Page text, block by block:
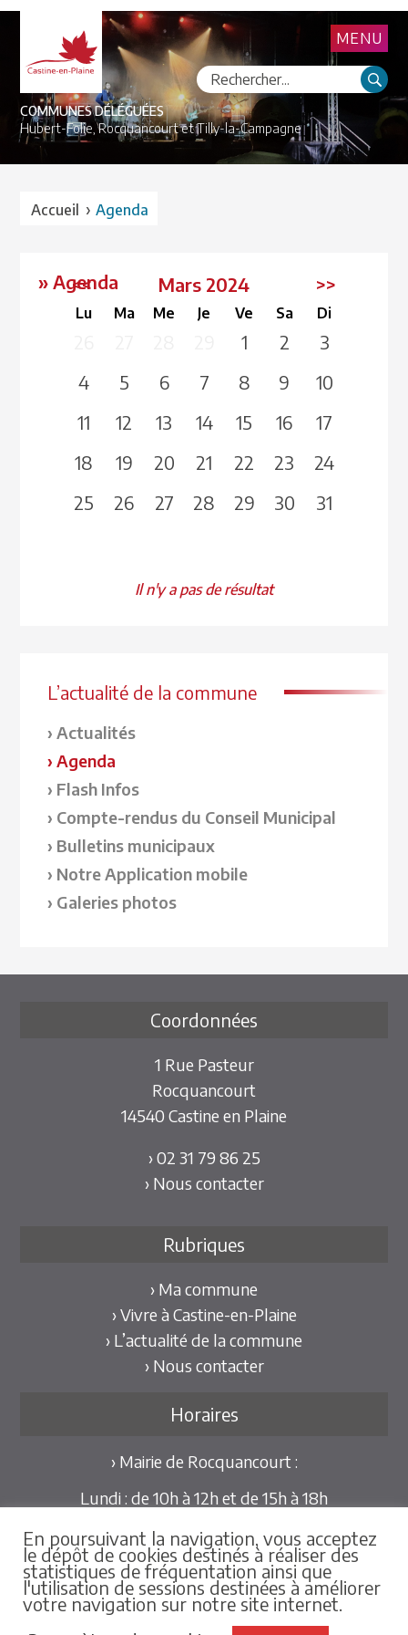
COMMUNES DÉLÉGUÉES
Hubert-Folie, Rocquancourt etTilly-la-Campagne
MENU
L’actualité de la commune
Actualités
Agenda
Flash Infos
Compte-rendus du Conseil Municipal
Bulletins municipaux
Notre Application mobile
Galeries photos
Accueil ›Agenda
» Agenda
<< Mars 2024 >>
Lu Ma Me Je Ve Sa Di
1 2
3
4
5 6 7 8 9
10
11
12 13 14 15 16
17
18
19 20 21 22 23
24
25
26 27 28 29 30 31
Il n'y a pas de résultat
Coordonnées
1 Rue Pasteur
Rocquancourt
14540 Castine en Plaine
› 02 31 79 86 25
› Nous contacter
Rubriques
› Ma commune
› Vivre à Castine-en-Plaine
› L’actualité de la commune
› Nous contacter
Horaires
› Mairie de Rocquancourt :
Lundi : de 10h à 12h et de 15h à 18h
Mercredi et Vendredi : de 09h30 à 12h
Pour les mairies déléguées de Hubert-Folie et
Tilly-la-Campagne :
sur rdv au 02.31.79.86.25
En poursuivant la navigation, vous acceptez
le dépôt de cookies destinés à réaliser des
statistiques de fréquentation ainsi que
l'utilisation de sessions destinées à améliorer
votre navigation sur notre site internet.